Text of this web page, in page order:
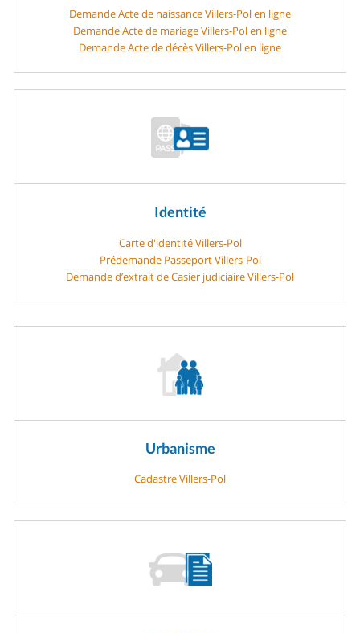
Demande Acte de naissance Villers-Pol en ligne
Demande Acte de mariage Villers-Pol en ligne
Demande Acte de décès Villers-Pol en ligne
Identité
Carte d'identité Villers-Pol
Prédemande Passeport Villers-Pol
Demande d’extrait de Casier judiciaire Villers-Pol
Urbanisme
Cadastre Villers-Pol